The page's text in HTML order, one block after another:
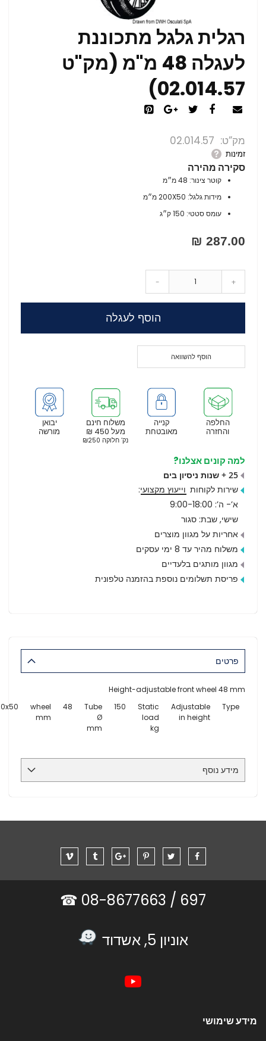
רגלית גלגל מתכוננת
לעגלה 48 מ"מ (מק"ט
02.014.57)
מק”ט 02.014.57
זמינות
סקירה מהירה
קוטר צינור: 48 מ״מ
מידות גלגל: 200X50 מ״מ
עומס סטטי: 150 ק״ג
287.00 ₪
- +
הוסף לעגלה
הוסף להשוואה
יבואן
מורשה
משלוח חינם
מעל 450 ₪
נק’ חלוקה ₪250
קנייה
מאובטחת
החלפה
והחזרה
למה קונים אצלנו?
25 + שנות ניסיון בים
שירות לקוחות וייעוץ מקצועי:
א’- ה’: 9:00-18:00
שישי, שבת: סגור
אחריות על מגוון מוצרים
משלוח מהיר עד 8 ימי עסקים
מגוון מותגים בלעדיים
פריסת תשלומים נוספת בהזמנה טלפונית
פרטים
Height-adjustable front wheel 48 mm
Type
Adjustable
in height
Static
load
kg
150
Tube
Ø
mm
48
wheel
mm
מידע נוסף
697 /
אוניון 5, אשדוד
מידע שימושי